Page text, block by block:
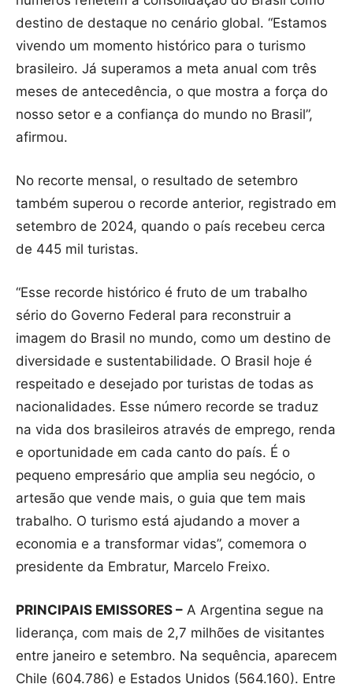
destino de destaque no cenário global. “Estamos
vivendo um momento histórico para o turismo
brasileiro. Já superamos a meta anual com três
meses de antecedência, o que mostra a força do
nosso setor e a confiança do mundo no Brasil”,
afirmou.
No recorte mensal, o resultado de setembro
também superou o recorde anterior, registrado em
setembro de 2024, quando o país recebeu cerca
de 445 mil turistas.
“Esse recorde histórico é fruto de um trabalho
sério do Governo Federal para reconstruir a
imagem do Brasil no mundo, como um destino de
diversidade e sustentabilidade. O Brasil hoje é
respeitado e desejado por turistas de todas as
nacionalidades. Esse número recorde se traduz
na vida dos brasileiros através de emprego, renda
e oportunidade em cada canto do país. É o
pequeno empresário que amplia seu negócio, o
artesão que vende mais, o guia que tem mais
trabalho. O turismo está ajudando a mover a
economia e a transformar vidas”, comemora o
presidente da Embratur, Marcelo Freixo.
PRINCIPAIS EMISSORES – A Argentina segue na
liderança, com mais de 2,7 milhões de visitantes
entre janeiro e setembro. Na sequência, aparecem
Chile (604.786) e Estados Unidos (564.160). Entre